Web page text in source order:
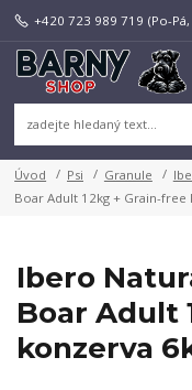
+420 723 989 719 (Po-
Úvod Psi Granule
Boar Adult 12kg + Grain-free
Ibero
Boar Adult
konzerva